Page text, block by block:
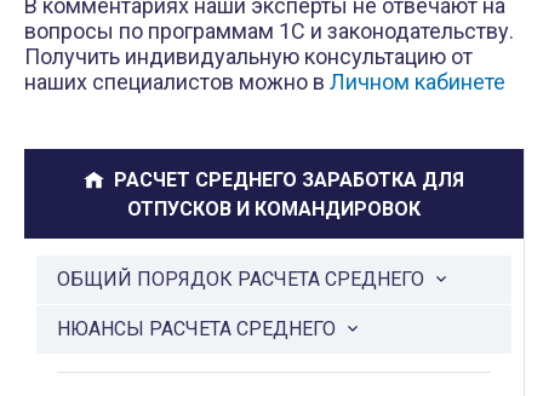
В комментариях наши эксперты не отвечают на
вопросы по программам 1С и законодательству.
Получить индивидуальную консультацию от
наших специалистов можно в Личном кабинете
РАСЧЕТ СРЕДНЕГО ЗАРАБОТКА ДЛЯ
ОТПУСКОВ И КОМАНДИРОВОК
ОБЩИЙ ПОРЯДОК РАСЧЕТА СРЕДНЕГО
НЮАНСЫ РАСЧЕТА СРЕДНЕГО